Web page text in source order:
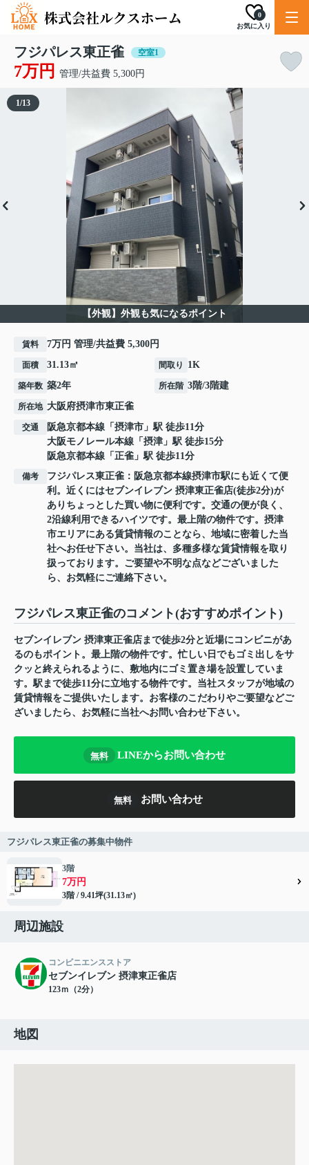
お気に入り
0
フジパレス東正雀 空室1
7万円 管理/共益費 5,300円
【外観】外観も気になるポイント
1/13
賃料 7万円 管理/共益費 5,300円
面積 31.13㎡ 間取り 1K
築年数 築2年 所在階 3階/3階建
所在地 大阪府摂津市東正雀
交通 阪急京都本線 「 摂津市 」駅 徒歩11分
大阪モノレール本線 「 摂津 」駅 徒歩15分
阪急京都本線 「 正雀 」駅 徒歩11分
備考
フジパレス東正雀：阪急京都本線摂津市駅にも近くて便
利。近くにはセブンイレブン 摂津東正雀店(徒歩2分)が
ありちょっとした買い物に便利です。交通の便が良く、
2沿線利用できるハイツです。最上階の物件です。摂津
市エリアにある賃貸情報のことなら、地域に密着した当
社へお任せ下さい。当社は、多種多様な賃貸情報を取り
扱っております。ご要望や不明な点などございました
ら、お気軽にご連絡下さい。
フジパレス東正雀のコメント(おすすめポイント)
セブンイレブン 摂津東正雀店まで徒歩2分と近場にコンビニがあ
るのもポイント。最上階の物件です。忙しい日でもゴミ出しをサ
クッと終えられるように、敷地内にゴミ置き場を設置していま
す。駅まで徒歩11分に立地する物件です。当社スタッフが地域の
賃貸情報をご提供いたします。お客様のこだわりやご要望などご
ざいましたら、お気軽に当社へお問い合わせ下さい。
無料 LINEからお問い合わせ
無料 お問い合わせ
フジパレス東正雀の募集中物件
3階
7万円
3階 / 9.41坪(31.13㎡)
周辺施設
コンビニエンスストア
セブンイレブン 摂津東正雀店
123ｍ（2分）
地図